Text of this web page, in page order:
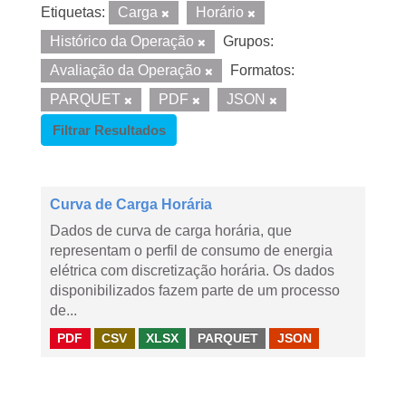
Etiquetas: Carga
Horário
Histórico da Operação
Grupos:
Avaliação da Operação
Formatos:
PARQUET
PDF
JSON
Filtrar Resultados
Curva de Carga Horária
Dados de curva de carga horária, que
representam o perfil de consumo de energia
elétrica com discretização horária. Os dados
disponibilizados fazem parte de um processo
de...
PDF CSV XLSX PARQUET JSON